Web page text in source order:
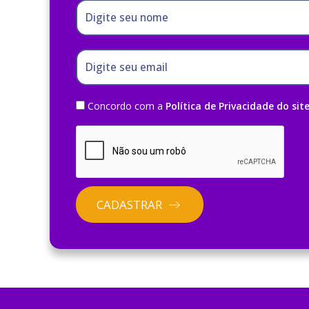
Digite seu nome
Digite seu email
Concordo com a Política de Privacidade do site
CADASTRAR